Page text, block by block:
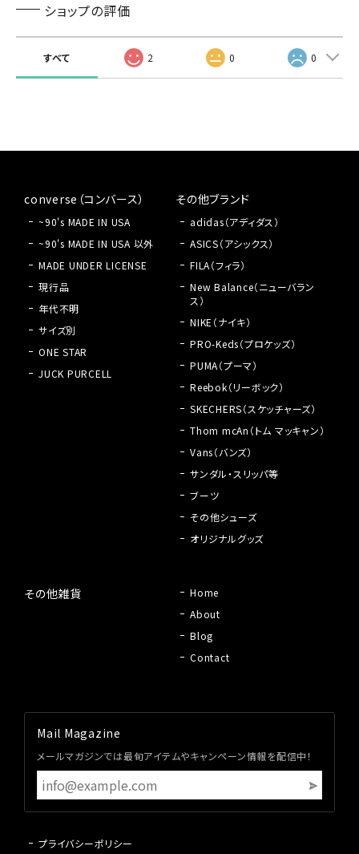
converse（コンバース）
~90's MADE IN USA
~90's MADE IN USA 以外
MADE UNDER LICENSE
現行品
年代不明
サイズ別
ONE STAR
JUCK PURCELL
その他ブランド
adidas（アディダス）
ASICS（アシックス）
FILA（フィラ）
New Balance（ニューバラン
ス）
NIKE（ナイキ）
PRO-Keds（プロケッズ）
PUMA（プーマ）
Reebok（リーボック）
SKECHERS（スケッチャーズ）
Thom mcAn（トム マッキャン）
Vans（バンズ）
サンダル・スリッパ等
ブーツ
その他シューズ
オリジナルグッズ
その他雑貨
Home
About
Blog
Contact
Mail Magazine
メールマガジンでは最旬アイテムやキャンペーン情報を配信中！
プライバシーポリシー
ショップの評価
すべて 2 0 0